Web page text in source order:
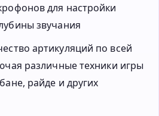
для настройки
звучания
артикуляций по всей
различные техники игры
райде и других